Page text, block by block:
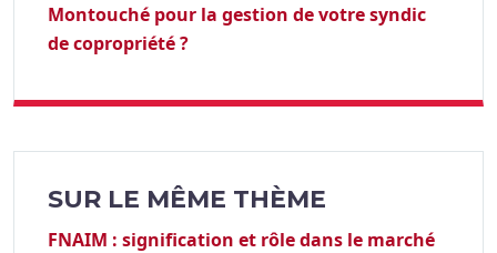
Montouché pour la gestion de votre syndic
de copropriété ?
SUR LE MÊME THÈME
FNAIM : signification et rôle dans le marché